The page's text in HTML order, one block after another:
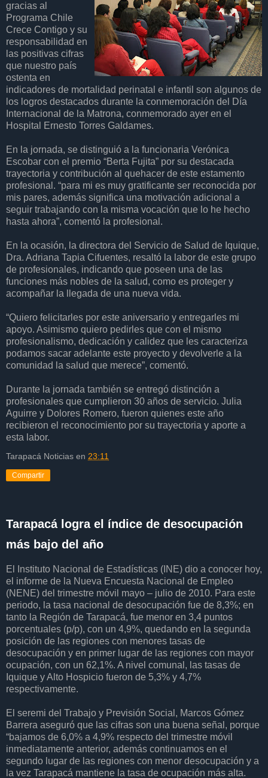
gracias al
Programa Chile
Crece Contigo y su
responsabilidad en
las positivas cifras
que nuestro país
ostenta en
indicadores de mortalidad perinatal e infantil son algunos de
los logros destacados durante la conmemoración del Día
Internacional de la Matrona, conmemorado ayer en el
Hospital Ernesto Torres Galdames.
En la jornada, se distinguió a la funcionaria Verónica
Escobar con el premio “Berta Fujita” por su destacada
trayectoria y contribución al quehacer de este estamento
profesional. “para mi es muy gratificante ser reconocida por
mis pares, además significa una motivación adicional a
seguir trabajando con la misma vocación que lo he hecho
hasta ahora”, comentó la profesional.
En la ocasión, la directora del Servicio de Salud de Iquique,
Dra. Adriana Tapia Cifuentes, resaltó la labor de este grupo
de profesionales, indicando que poseen una de las
funciones más nobles de la salud, como es proteger y
acompañar la llegada de una nueva vida.
“Quiero felicitarles por este aniversario y entregarles mi
apoyo. Asimismo quiero pedirles que con el mismo
profesionalismo, dedicación y calidez que les caracteriza
podamos sacar adelante este proyecto y devolverle a la
comunidad la salud que merece”, comentó.
Durante la jornada también se entregó distinción a
profesionales que cumplieron 30 años de servicio. Julia
Aguirre y Dolores Romero, fueron quienes este año
recibieron el reconocimiento por su trayectoria y aporte a
esta labor.
Tarapacá Noticias en 23:11
Compartir
Tarapacá logra el índice de desocupación
más bajo del año
El Instituto Nacional de Estadísticas (INE) dio a conocer hoy,
el informe de la Nueva Encuesta Nacional de Empleo
(NENE) del trimestre móvil mayo – julio de 2010. Para este
periodo, la tasa nacional de desocupación fue de 8,3%; en
tanto la Región de Tarapacá, fue menor en 3,4 puntos
porcentuales (p/p), con un 4,9%, quedando en la segunda
posición de las regiones con menores tasas de
desocupación y en primer lugar de las regiones con mayor
ocupación, con un 62,1%. A nivel comunal, las tasas de
Iquique y Alto Hospicio fueron de 5,3% y 4,7%
respectivamente.
El seremi del Trabajo y Previsión Social, Marcos Gómez
Barrera aseguró que las cifras son una buena señal, porque
“bajamos de 6,0% a 4,9% respecto del trimestre móvil
inmediatamente anterior, además continuamos en el
segundo lugar de las regiones con menor desocupación y a
la vez Tarapacá mantiene la tasa de ocupación más alta.